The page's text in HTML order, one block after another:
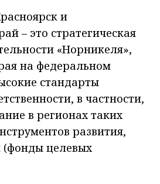
и
– это стратегическая
«Норникеля»,
на федеральном
стандарты
в частности,
в регионах таких
развития,
(фонды целевых